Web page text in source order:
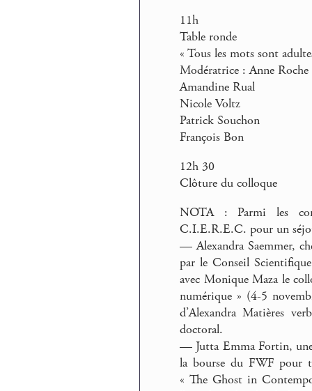
11h
Table ronde
« Tous les mots sont
Modératrice : Anne Roche
Amandine Rual
Nicole Voltz
Patrick Souchon
François Bon
12h 30
Clôture du colloque
NOTA : Parmi les
C.I.E.R.E.C. pour un
— Alexandra Saemmer,
par le Conseil
avec Monique Maza le
numérique » (4-5
d’Alexandra Matières
doctoral.
— Jutta Emma Fortin, une
la bourse du FWF pour
« The Ghost in